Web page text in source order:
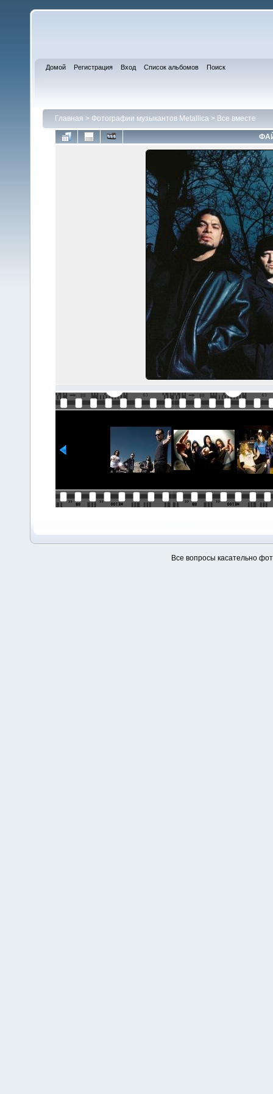
Домой Регистрация Вход Список альбомов Поиск
Главная > Фотографии музыкантов Metallica > Все вместе
Все вопросы касательно